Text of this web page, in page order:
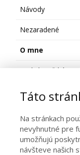
Návody
Nezaradené
O mne
Podnikateľské
public
Táto
Na stránkach
nevyhnutné pre
umožňujú
návšteve našich